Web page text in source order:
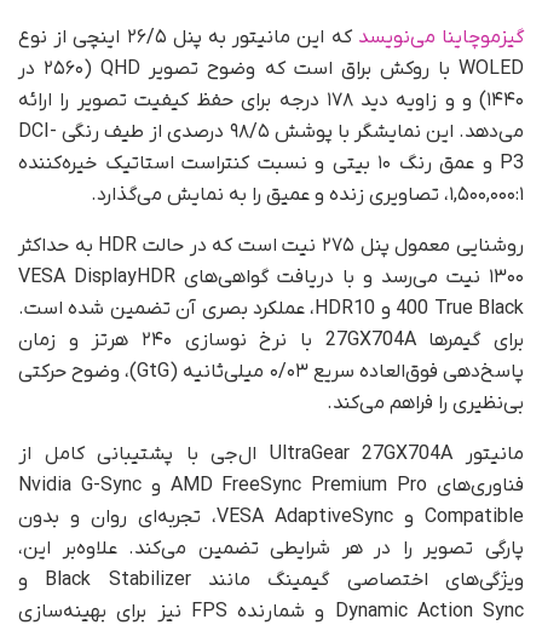
گیزموچاینا می‌نویسد
که این مانیتور به پنل ۲۶/۵ اینچی از نوع
WOLED با روکش براق است که وضوح تصویر QHD (۲۵۶۰ در
۱۴۴۰) و و زاویه دید ۱۷۸ درجه برای حفظ کیفیت تصویر را ارائه
می‌دهد. این نمایشگر با پوشش ۹۸/۵ درصدی از طیف رنگی DCI-
P3 و عمق رنگ ۱۰ بیتی و نسبت کنتراست استاتیک خیره‌کننده
۱,۵۰۰,۰۰۰:۱، تصاویری زنده و عمیق را به نمایش می‌گذارد.
روشنایی معمول پنل ۲۷۵ نیت است که در حالت HDR به حداکثر
۱۳۰۰ نیت می‌رسد و با دریافت گواهی‌های VESA DisplayHDR
400 True Black و HDR10، عملکرد بصری آن تضمین شده است.
برای گیمرها 27GX704A با نرخ نوسازی ۲۴۰ هرتز و زمان
پاسخ‌دهی فوق‌العاده سریع ۰/۰۳ میلی‌ثانیه (GtG)، وضوح حرکتی
بی‌نظیری را فراهم می‌کند.
مانیتور UltraGear 27GX704A ال‌جی با پشتیبانی کامل از
فناوری‌های AMD FreeSync Premium Pro و Nvidia G-Sync
Compatible و VESA AdaptiveSync، تجربه‌ای روان و بدون
پارگی تصویر را در هر شرایطی تضمین می‌کند. علاوه‌بر این،
ویژگی‌های اختصاصی گیمینگ مانند Black Stabilizer و
Dynamic Action Sync و شمارنده FPS نیز برای بهینه‌سازی